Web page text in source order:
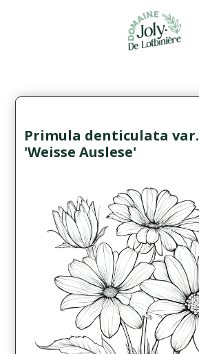
Primula denticulata
'Weisse Auslese'